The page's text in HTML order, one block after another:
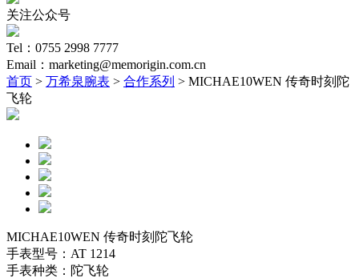
关注公众号
Tel：0755 2998 7777
Email：marketing@memorigin.com.cn
首页 > 万希泉腕表 > 合作系列 > MICHAE10WEN 传奇时刻陀
飞轮
MICHAE10WEN 传奇时刻陀飞轮
手表型号：AT 1214
手表种类：陀飞轮